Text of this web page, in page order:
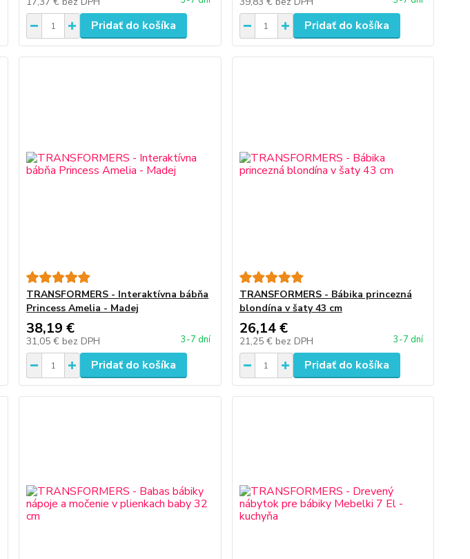
Pridať do košíka Pridať do košíka
TRANSFORMERS - Interaktívna bábňa
Princess Amelia - Madej
38,19 €
31,05 € bez DPH 3-7 dní
Pridať do košíka
TRANSFORMERS - Bábika princezná
blondína v šaty 43 cm
26,14 €
21,25 € bez DPH 3-7 dní
Pridať do košíka